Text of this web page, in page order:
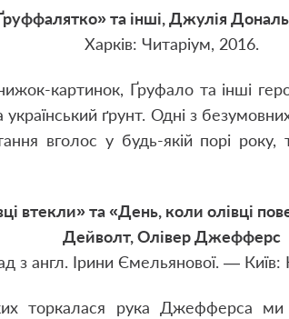
та інші, Джулія
Харків: Читаріум, 2016.
картинок, Ґруфало та інші
ґрунт. Одні з
вголос у будь-якій порі
втекли» та «День, коли олівці
Дейволт, Олівер Джефферс
з англ. Ірини Ємельянової. —
торкалася рука Джефферса ми